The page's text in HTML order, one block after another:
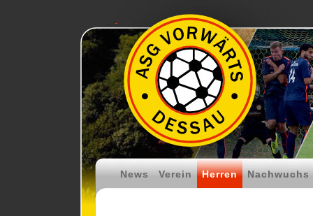
News Verein Herren Nachwuchs